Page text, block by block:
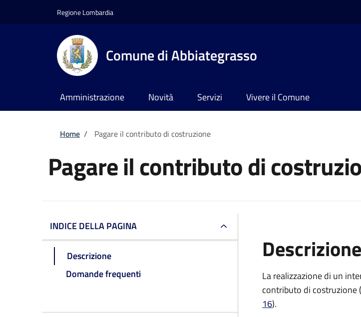
Regione Lombardia
Comune di Abbiategrasso
Amministrazione Novità Servizi Vivere il Comune
Briciole di pane
Home / Pagare il contributo di costruzione
Pagare il contributo di
INDICE DELLA PAGINA
Descrizione
Domande frequenti
Descrizione
La realizzazione di un
contributo di costruzione (
16).